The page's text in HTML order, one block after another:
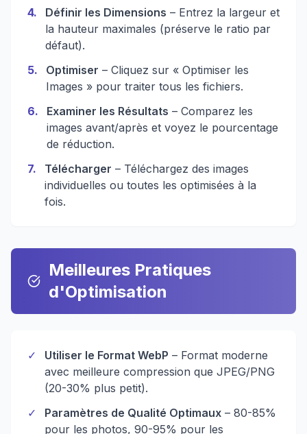
4. Définir les Dimensions – Entrez la largeur et
la hauteur maximales (préserve le ratio par
défaut).
5. Optimiser – Cliquez sur « Optimiser les
Images » pour traiter tous les fichiers.
6. Examiner les Résultats – Comparez les
images avant/après et voyez le pourcentage
de réduction.
7. Télécharger – Téléchargez des images
individuelles ou toutes les optimisées à la
fois.
Meilleures Pratiques
d'Optimisation
✓ Utiliser le Format WebP – Format moderne
avec meilleure compression que JPEG/PNG
(20-30% plus petit).
✓
Paramètres de Qualité Optimaux – 80-85%
pour les photos, 90-95% pour les